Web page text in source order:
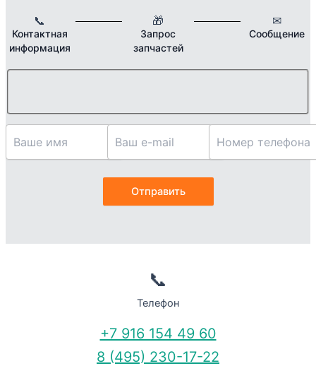
📞
Контактная
информация
🎁
Запрос
запчастей
✉
Сообщение
📞
Телефон
+7 916 154 49 60
8 (495) 230-17-22